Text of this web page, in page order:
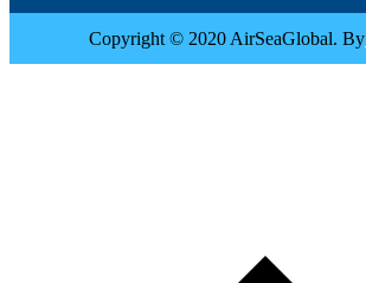
Copyright © 2020 AirSeaGlobal. By